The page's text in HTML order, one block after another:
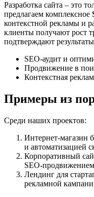
Разработка сайта – это
предлагаем комплексное
контекстной рекламы и
клиенты получают рост
подтверждают
SEO-аудит и
Продвижение в
Контекстная
Примеры из
Среди наших проектов:
Интернет-магазин
и автоматизацией
Корпоративный
SEO-
Лендинг для
рекламной